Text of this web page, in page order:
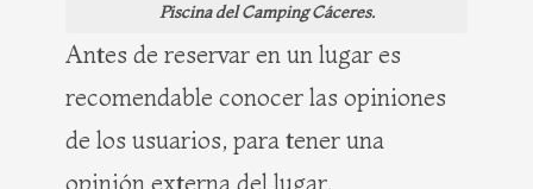
Piscina del Camping Cáceres.
Antes de reservar en un lugar es
recomendable conocer las opiniones
de los usuarios, para tener una
opinión externa del lugar.